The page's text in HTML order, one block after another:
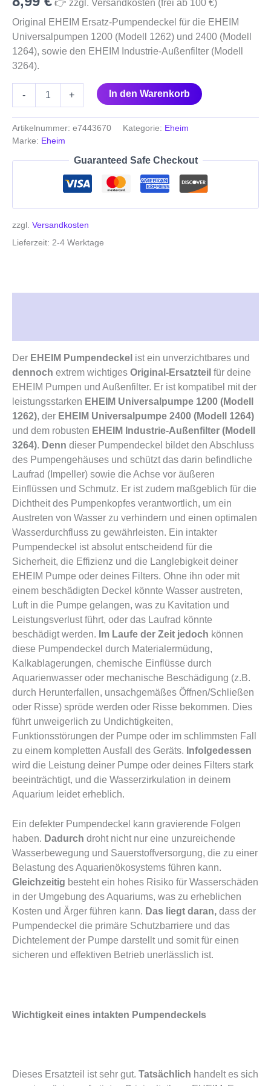
👉 zzgl. Versandkosten (frei ab 100 €)
Original EHEIM Ersatz-Pumpendeckel für die EHEIM
Universalpumpen 1200 (Modell 1262) und 2400 (Modell
1264), sowie den EHEIM Industrie-Außenfilter (Modell
3264).
- + In den Warenkorb
Artikelnummer: e7443670 Kategorie: Eheim
Marke: Eheim
Guaranteed Safe Checkout
zzgl. Versandkosten
Lieferzeit: 2-4 Werktage
Der EHEIM Pumpendeckel ist ein unverzichtbares und
dennoch extrem wichtiges Original-Ersatzteil für deine
EHEIM Pumpen und Außenfilter. Er ist kompatibel mit der
leistungsstarken EHEIM Universalpumpe 1200 (Modell
1262), der EHEIM Universalpumpe 2400 (Modell 1264)
und dem robusten EHEIM Industrie-Außenfilter (Modell
3264). Denn dieser Pumpendeckel bildet den Abschluss
des Pumpengehäuses und schützt das darin befindliche
Laufrad (Impeller) sowie die Achse vor äußeren
Einflüssen und Schmutz. Er ist zudem maßgeblich für die
Dichtheit des Pumpenkopfes verantwortlich, um ein
Austreten von Wasser zu verhindern und einen optimalen
Wasserdurchfluss zu gewährleisten. Ein intakter
Pumpendeckel ist absolut entscheidend für die
Sicherheit, die Effizienz und die Langlebigkeit deiner
EHEIM Pumpe oder deines Filters. Ohne ihn oder mit
einem beschädigten Deckel könnte Wasser austreten,
Luft in die Pumpe gelangen, was zu Kavitation und
Leistungsverlust führt, oder das Laufrad könnte
beschädigt werden. Im Laufe der Zeit jedoch können
diese Pumpendeckel durch Materialermüdung,
Kalkablagerungen, chemische Einflüsse durch
Aquarienwasser oder mechanische Beschädigung (z.B.
durch Herunterfallen, unsachgemäßes Öffnen/Schließen
oder Risse) spröde werden oder Risse bekommen. Dies
führt unweigerlich zu Undichtigkeiten,
Funktionsstörungen der Pumpe oder im schlimmsten Fall
zu einem kompletten Ausfall des Geräts. Infolgedessen
wird die Leistung deiner Pumpe oder deines Filters stark
beeinträchtigt, und die Wasserzirkulation in deinem
Aquarium leidet erheblich.
Ein defekter Pumpendeckel kann gravierende Folgen
haben. Dadurch droht nicht nur eine unzureichende
Wasserbewegung und Sauerstoffversorgung, die zu einer
Belastung des Aquarienökosystems führen kann.
Gleichzeitig besteht ein hohes Risiko für Wasserschäden
in der Umgebung des Aquariums, was zu erheblichen
Kosten und Ärger führen kann. Das liegt daran, dass der
Pumpendeckel die primäre Schutzbarriere und das
Dichtelement der Pumpe darstellt und somit für einen
sicheren und effektiven Betrieb unerlässlich ist.
Wichtigkeit eines intakten Pumpendeckels
Dieses Ersatzteil ist sehr gut. Tatsächlich handelt es sich